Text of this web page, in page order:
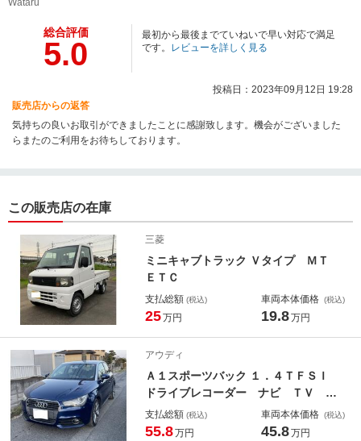
Wataru
総合評価
5.0
最初から最後までていねいで早い対応で満足
です。 レビューを詳しく見る
投稿日：2023年09月12日 19:28
販売店からの返答
気持ちの良いお取引ができましたことに感謝致します。機会がございました
らまたのご利用をお待ちしております。
この販売店の在庫
三菱
ミニキャブトラック Ｖタイプ ＭＴ
ＥＴＣ
支払総額 (税込)
25万円
車両本体価格 (税込)
19.8万円
アウディ
Ａ１スポーツバック １．４ＴＦＳＩ
ドライブレコーダー ナビ ＴＶ ア
ルミホイール オートライト スマー
トキー アイドリングストップ 電動
支払総額 (税込)
55.8万円
車両本体価格 (税込)
45.8万円